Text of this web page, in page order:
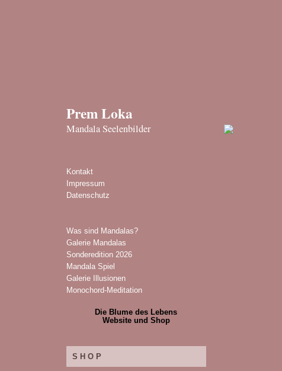
Prem Loka
Mandala Seelenbilder
Kontakt
Impressum
Datenschutz
Was sind Mandalas?
Galerie Mandalas
Sonderedition 2026
Mandala Spiel
Galerie Illusionen
Monochord-Meditation
Die Blume des Lebens
Website und Shop
SHOP